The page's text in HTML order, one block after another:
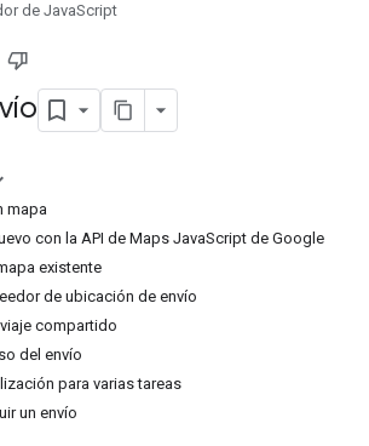
de JavaScript
mapa
con la API de Maps JavaScript de Google
existente
de ubicación de envío
compartido
del envío
para varias tareas
un envío